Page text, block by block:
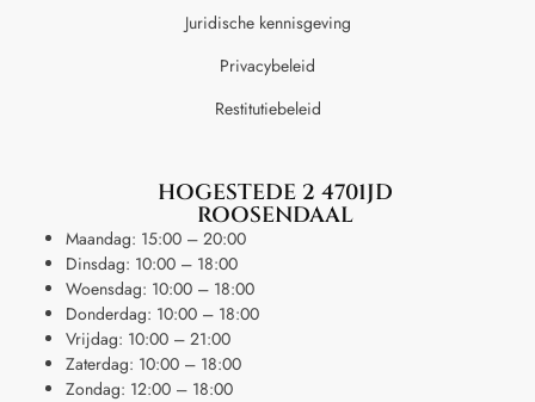
Juridische kennisgeving
Privacybeleid
Restitutiebeleid
HOGESTEDE 2 4701JD
ROOSENDAAL
Maandag: 15:00 – 20:00
Dinsdag: 10:00 – 18:00
Woensdag: 10:00 – 18:00
Donderdag: 10:00 – 18:00
Vrijdag: 10:00 – 21:00
Zaterdag: 10:00 – 18:00
Zondag: 12:00 – 18:00